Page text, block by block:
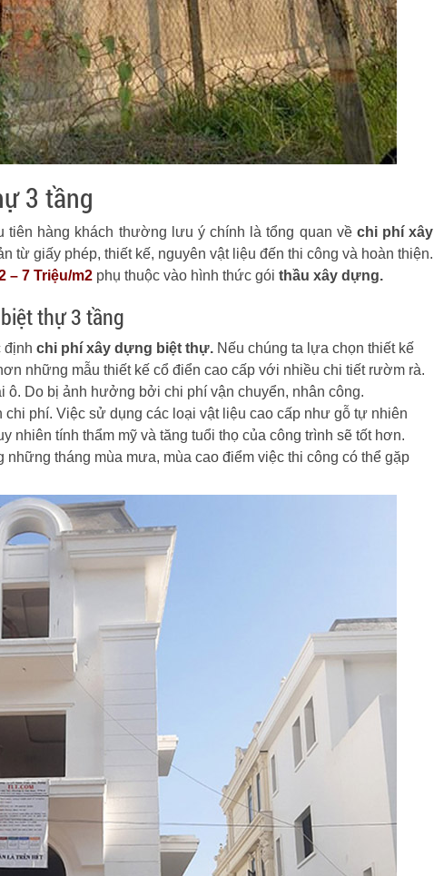
3 tầng
tiên hàng khách thường lưu ý chính là tổng quan về chi phí xây
từ giấy phép, thiết kế, nguyên vật liệu đến thi công và hoàn thiện.
– 7 Triệu/m2 phụ thuộc vào hình thức gói thầu xây dựng.
thự 3 tầng
định chi phí xây dựng biệt thự. Nếu chúng ta lựa chọn thiết kế
những mẫu thiết kế cổ điển cao cấp với nhiều chi tiết rườm rà.
Do bị ảnh hưởng bởi chi phí vận chuyển, nhân công.
phí. Việc sử dụng các loại vật liệu cao cấp như gỗ tự nhiên
nhiên tính thẩm mỹ và tăng tuổi thọ của công trình sẽ tốt hơn.
tháng mùa mưa, mùa cao điểm việc thi công có thể gặp